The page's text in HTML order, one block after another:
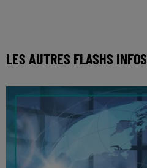
LES AUTRES FLASHS INFOS